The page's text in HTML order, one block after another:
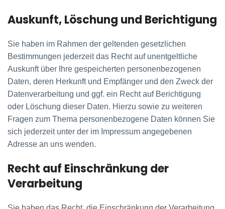
Auskunft, Löschung und Berichtigung
Sie haben im Rahmen der geltenden gesetzlichen
Bestimmungen jederzeit das Recht auf unentgeltliche
Auskunft über Ihre gespeicherten personenbezogenen
Daten, deren Herkunft und Empfänger und den Zweck der
Datenverarbeitung und ggf. ein Recht auf Berichtigung
oder Löschung dieser Daten. Hierzu sowie zu weiteren
Fragen zum Thema personenbezogene Daten können Sie
sich jederzeit unter der im Impressum angegebenen
Adresse an uns wenden.
Recht auf Einschränkung der
Verarbeitung